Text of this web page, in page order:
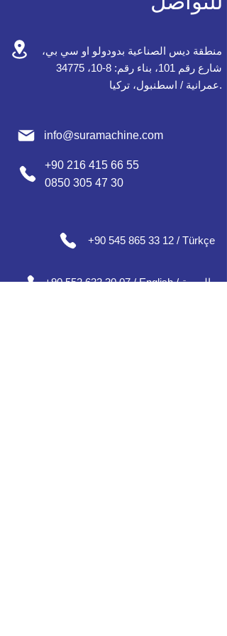
منطقة ديس الصناعية بدودولو او سي بي،
شارع رقم 101، بناء رقم: 8-10، 34775
عمرانية / اسطنبول، تركيا.
info@suramachine.com
+90 216 415 66 55
0850 305 47 30
+90 545 865 33 12 / Türkçe
+90 552 632 30 07 / English / العربية